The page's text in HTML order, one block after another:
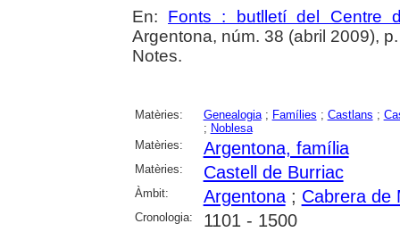
En: Fonts : butlletí del Centre
Argentona, núm. 38 (abril 2009),
Notes.
Matèries: Genealogia; Famílies ; Castlans ;
; Noblesa
Matèries:
Argentona, família
Matèries: Castell de Burriac
Àmbit: Argentona; Cabrera de
Cronologia: 1101 - 1500